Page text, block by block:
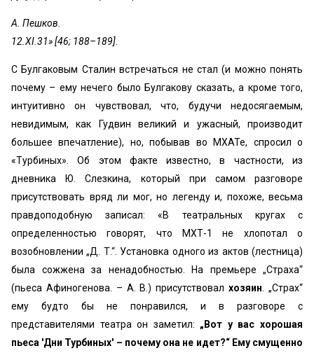
А. Пешков.
12.XI.31» [46; 188–189].
С Булгаковым Сталин встречаться не стал (и можно понять
почему – ему нечего было Булгакову сказать, а кроме того,
интуитивно он чувствовал, что, будучи недосягаемым,
невидимым, как Гудвин великий и ужасный, производит
большее впечатление), но, побывав во МХАТе, спросил о
«Турбиных». Об этом факте известно, в частности, из
дневника Ю. Слезкина, который при самом разговоре
присутствовать вряд ли мог, но легенду и, похоже, весьма
правдоподобную записал: «В театральных кругах с
определенностью говорят, что МХТ-1 не хлопотал о
возобновлении „Д. Т.“. Установка одного из актов (лестница)
была сожжена за ненадобностью. На премьере „Страха“
(пьеса Афиногенова. – А. В.) присутствовалхозяин . „Страх“
ему будто бы не понравился, и в разговоре с
представителями театра он заметил: „Вот у вас хорошая
пьеса 'Дни Турбиных' – почему она не идет?“ Ему смущенно